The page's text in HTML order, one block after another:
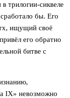
трилогии-сиквеле
бы. Его
ищущий своё
его обратно
битве с
IX» невозможно